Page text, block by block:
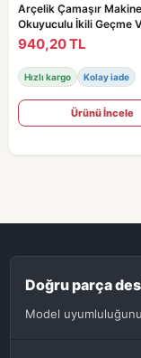
Arçelik Çamaşır
Okuyuculu İkili Geçme
2841020100 Orjinal
940,20 TL
Hızlı kargo Kolay iade
Ürünü İncele
Doğru parça
Model